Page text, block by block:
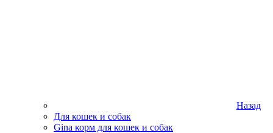
Назад
Для кошек и собак
Gina корм для кошек и собак